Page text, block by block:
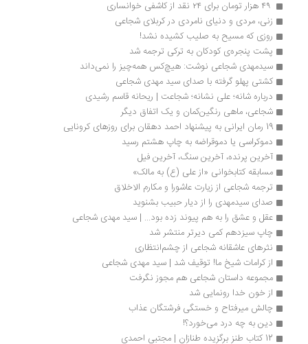
زنی، مردی و دنیای نامردی در کربلای شجاعی
روزی که مسیح به صلیب کشیده نشد!
پشت پنجره‌ی کودکان به ترکی ترجمه شد
سیدمهدی شجاعی نوشت: هیچ‌کس همه‌چیز را نمی‌داند
کشتی پهلو گرفته با صدای سید مهدی شجاعی
درباره شانه؛ علی نشانه؛ شجاعت | ریحانه قاسم رشیدی
شجاعی، ماهی رنگین‌کمان و یک اتفاق دیگر
19 رمان ایرانی به پیشنهاد احمد دهقان برای روزهای کرونایی
دموکراسی یا دموقراضه به چاپ هشتم رسید
آخرین پرنده، آخرین سنگ، آخرین فیل
مسابقه کتابخوانی «از علی (ع) به مالک»
ترجمه شجاعی از زیارت عاشورا و مکارم الاخلاق
صدای سید‌مهدی را از دیار حبیب بشنوید
عقل و عشق را به هم پیوند زده بود... | سید مهدی شجاعی
چاپ سیزدهم کمی دیرتر منتشر شد
نثرهای عاشقانه شجاعی از چشم‌انتظاری
از کرامات شیخ ما! توقیف شد | سید مهدی شجاعی
مجموعه داستان شجاعی هم مجوز نگرفت
از خون خدا رونمایی شد
چالش میرفتاح و خستگی فرشتگان عذاب
دین به چه درد می‌خورد؟!
12 کتاب‌ طنز برگزیده طنازان | مجتبی احمدی